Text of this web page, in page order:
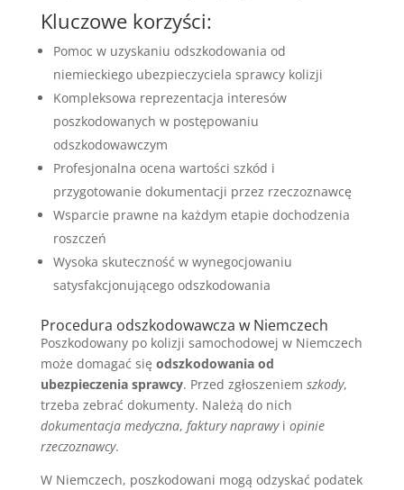
Kluczowe korzyści:
Pomoc w uzyskaniu odszkodowania od
niemieckiego ubezpieczyciela sprawcy kolizji
Kompleksowa reprezentacja interesów
poszkodowanych w postępowaniu
odszkodowawczym
Profesjonalna ocena wartości szkód i
przygotowanie dokumentacji przez rzeczoznawcę
Wsparcie prawne na każdym etapie dochodzenia
roszczeń
Wysoka skuteczność w wynegocjowaniu
satysfakcjonującego odszkodowania
Procedura odszkodowawcza w Niemczech
Poszkodowany po kolizji samochodowej w Niemczech
może domagać się odszkodowania od
ubezpieczenia sprawcy. Przed zgłoszeniem szkody,
trzeba zebrać dokumenty. Należą do nich
dokumentacja medyczna, faktury naprawyi opinie
rzeczoznawcy.
W Niemczech, poszkodowani mogą odzyskać podatek